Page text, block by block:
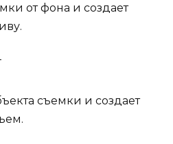
от фона и создает
съемки и создает